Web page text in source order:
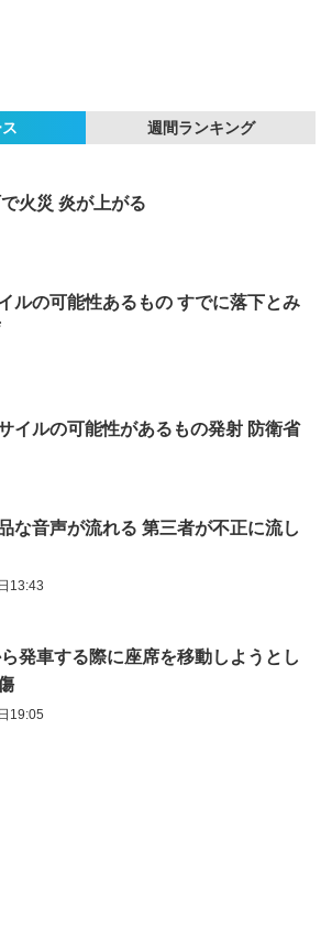
週間ランキング
火災 炎が上がる
ルの可能性あるもの すでに落下とみ
イルの可能性があるもの発射 防衛省
な音声が流れる 第三者が不正に流し
13:43
発車する際に座席を移動しようとし
19:05